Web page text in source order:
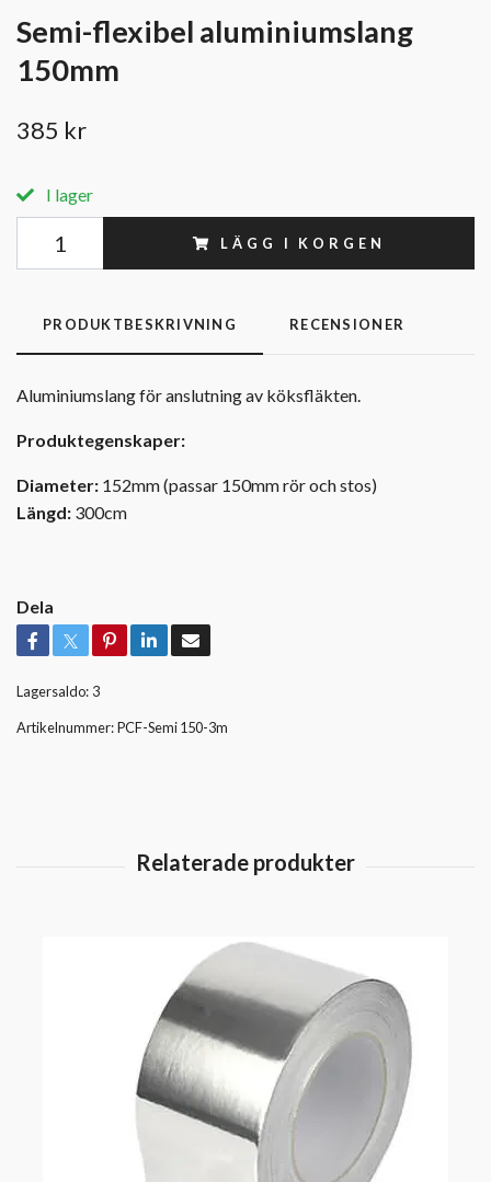
Semi-flexibel aluminiumslang
150mm
385 kr
I lager
LÄGG I KORGEN
PRODUKTBESKRIVNING RECENSIONER
Aluminiumslang för anslutning av köksfläkten.
Produktegenskaper:
Diameter: 152mm (passar 150mm rör och stos)
Längd: 300cm
Dela
Lagersaldo: 3
Artikelnummer:PCF-Semi 150-3m